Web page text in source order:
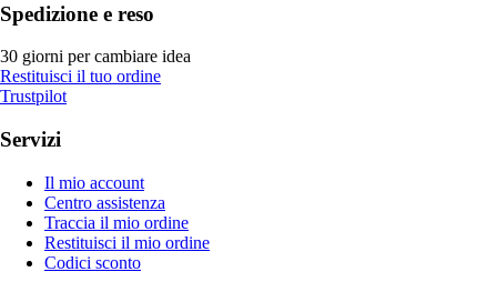
Spedizione e reso
30 giorni per cambiare idea
Restituisci il tuo ordine
Trustpilot
Servizi
Il mio account
Centro assistenza
Traccia il mio ordine
Restituisci il mio ordine
Codici sconto